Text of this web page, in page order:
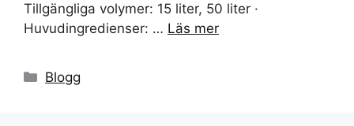
Tillgängliga volymer: 15 liter, 50 liter ·
Huvudingredienser: … Läs mer
Kategorier
Blogg